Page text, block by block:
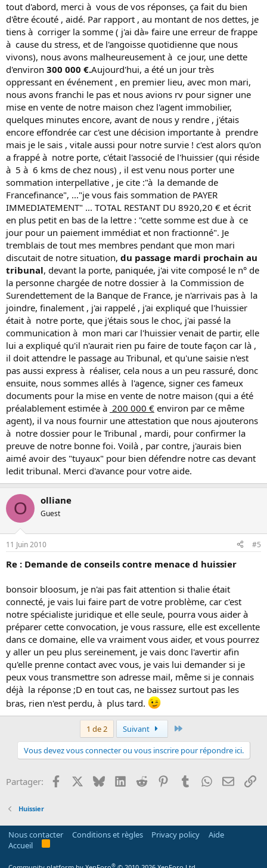
tout d'abord, merci à vous de vos réponses, ça fait du bien
d'être écouté , aidé. Par rapport , au montant de nos dettes, je
tiens à corriger la somme ( j'ai dà» faire une erreur de frappe
à cause du stress, et de l'angoisse quotidienne que nous
vivons), nous avons malheureusement à ce jour, une dette
d'environ 300 000 €.Aujourd'hui, a été un jour très
oppressant en événement , en premier lieu, avec mon mari,
nous avons franchi le pas et nous avions rv pour signer une
mise en vente de notre maison chez l'agent immobilier,
quelques minutes encore, avant de nous y rendre , j'étais
encore effondrée car c'est une décision importante à prendre
mais je le sais , vitale aussi pour notre survie ! c'est alors qu'on
a frappé à notre porte, c'était l'associé de l'huissier (qui réside
à 5 à 6 kms de chez nous) , il est venu nous porter une
sommation interpellative , je cite :"à la demande de
Francefinance", ..."je vous fais sommation de PAYER
IMMEDIATEMENT" ... TOTAL RESTANT DU 8920,20 € et écrit
en plus petit en bas de la lettre : "cette somme est due à ce
jour pour un paiement immédiat et non fractionné". Je
tremblais de tout mes membres pendant que mon mari
discutait de notre situation, du passage mardi prochain au
tribunal, devant la porte, paniquée, j'ai vite composé le n° de
la personne chargée de notre dossier à la Commission de
Surendettement de la Banque de France, je n'arrivais pas à la
joindre, finalement , j'ai rappelé , j'ai expliqué que l'huissier
était à notre porte, que j'étais sous le choc, j'ai passé la
communication à mon mari car l'huissier venait de partir, elle
lui a expliqué qu'il n'aurait rien pu faire de toute façon car là ,
il doit attendre le passage au Tribunal, et qu'une saisie n'est
pas aussi express à réaliser, cela nous a un peu rassuré, donc
ensuite, nous sommes allés à l'agence, signer ces fameux
documents pour la mise en vente de notre maison (qui a été
préalablement estimée à 200 000 € environ par ce même
agent), il va nous fournir une attestation que nous ajouterons
à notre dossier pour le Tribunal , mardi, pour confirmer la
preuve de notre bonne foi. Voilà , par contre, j'aurais bien
aimé avoir des "tuyaux" pour bien défendre notre cas devant
ledit tribunal. Merci d'avance pour votre aide.
O olliane
Guest
11 Juin 2010 #5
Re : Demande de conseils contre menace d huissier
bonsoir bloosum, je n'ai pas fait attention si thalie était
connecté, je vais lui faire part de votre problème, car c'est
notre spécialiste juridique et elle seule, pourra vous aider à
préparer cette convocation, je vous rassure, elle est excellente
dans ce domaine, elle va vraiment vous aider, et vous pourrez
y aller un peu plus sereinement, je vais donc l'avertir afin
qu'elle prenne contact avec vous, je vais lui demander si je
peux vous transmettre son adresse mail, même si je connais
déjà la réponse ;D en tout cas, ne baissez surtout pas les
bras, rien n'est perdu, à plus tard.
1 de 2 Suivant
Vous devez vous connecter ou vous inscrire pour répondre ici.
Partager: Facebook BlueskyLinkedInReddit PinterestTumblrWhatsApp
Email
Huissier
Nous contacter Conditions et règles Privacy policy
Aide
Accueil
®